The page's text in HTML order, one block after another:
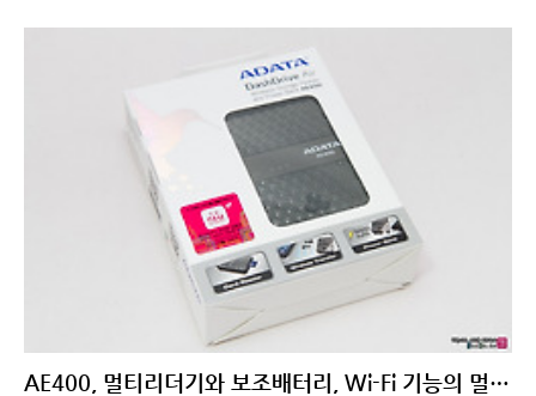
AE400, 멀티리더기와 보조배터리, Wi-Fi 기능의 멀티